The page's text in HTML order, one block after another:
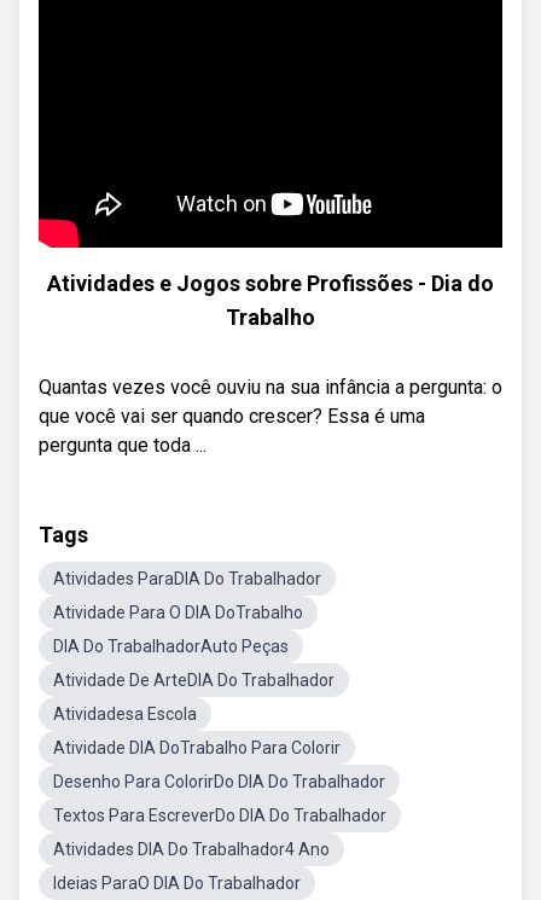
Atividades e Jogos sobre Profissões - Dia do
Trabalho
Quantas vezes você ouviu na sua infância a pergunta: o
que você vai ser quando crescer? Essa é uma
pergunta que toda ...
Tags
Atividades ParaDIA Do Trabalhador
Atividade Para O DIA DoTrabalho
DIA Do TrabalhadorAuto Peças
Atividade De ArteDIA Do Trabalhador
Atividadesa Escola
Atividade DIA DoTrabalho Para Colorir
Desenho Para ColorirDo DIA Do Trabalhador
Textos Para EscreverDo DIA Do Trabalhador
Atividades DIA Do Trabalhador4 Ano
Ideias ParaO DIA Do Trabalhador